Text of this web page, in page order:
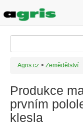
Agris.cz > Zemědělství
Produkce
prvním
klesla